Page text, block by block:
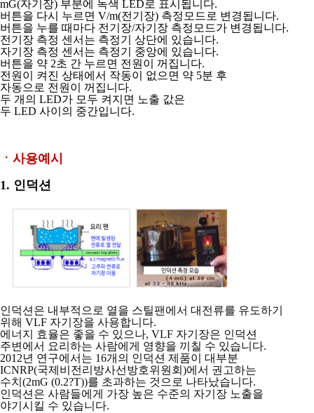
mG(자기장) 부분에 녹색 LED로 표시됩니다.
버튼을 다시 누르면 V/m(전기장) 측정모드로 변경됩니다.
버튼을 누를 때마다 전기장/자기장 측정모드가 변경됩니다.
전기장 측정 센서는 측정기 상단에 있습니다.
자기장 측정 센서는 측정기 중앙에 있습니다.
버튼을 약 2초 간 누르면 전원이 꺼집니다.
전원이 켜진 상태에서 작동이 없으면 약 5분 후
자동으로 전원이 꺼집니다.
두 개의 LED가 모두 켜지면 노출 값은
두 LED 사이의 중간입니다.
ㆍ사용예시
1. 인덕션
인덕션은 내부적으로 열을 스틸팬에서 대전류를 유도하기
위해 VLF 자기장을 사용합니다.
에너지 효율은 좋을 수 있으나, VLF 자기장은 인덕션
주변에서 요리하는 사람에게 영향을 끼칠 수 있습니다.
2012년 연구에서는 16개의 인덕션 제품이 대부분
ICNRP(국제비전리방사선방호위원회)에서 권고하는
수치(2mG (0.2?T))를 초과하는 것으로 나타났습니다.
인덕션은 사람들에게 가장 높은 수준의 자기장 노출을
야기시킬 수 있습니다.